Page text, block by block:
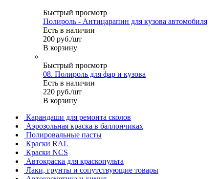
Быстрый просмотр
Полироль - Антицарапин для кузова автомобиля
Есть в наличии
200 руб./шт
В корзину
Быстрый просмотр
08. Полироль для фар и кузова
Есть в наличии
220 руб./шт
В корзину
Карандаши для ремонта сколов
Аэрозольная краска в баллончиках
Полировальные пасты
Краски RAL
Краски NCS
Автокраска для краскопульта
Лаки, грунты и сопутствующие товары